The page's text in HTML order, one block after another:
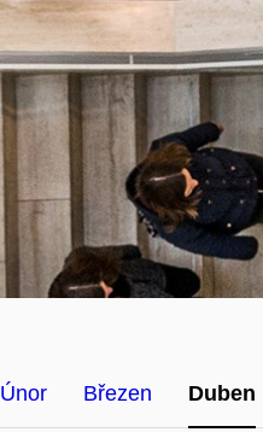
Únor Březen Duben